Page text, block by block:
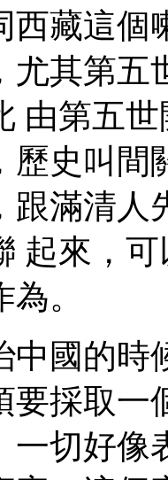
西藏這個
尤其第五
由第五
歷史叫間
跟滿清人
起來，
。
中國的
要採取一
一切好像